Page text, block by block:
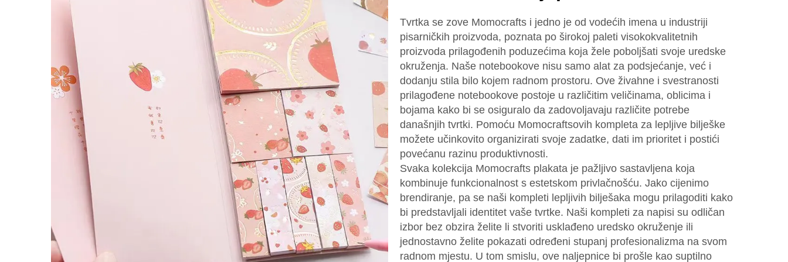
Tvrtka se zove Momocrafts i jedno je od vodećih imena u industriji
pisarničkih proizvoda, poznata po širokoj paleti visokokvalitetnih
proizvoda prilagođenih poduzećima koja žele poboljšati svoje uredske
okruženja. Naše notebookove nisu samo alat za podsjećanje, već i
dodanju stila bilo kojem radnom prostoru. Ove živahne i svestranosti
prilagođene notebookove postoje u različitim veličinama, oblicima i
bojama kako bi se osiguralo da zadovoljavaju različite potrebe
današnjih tvrtki. Pomoću Momocraftsovih kompleta za lepljive bilješke
možete učinkovito organizirati svoje zadatke, dati im prioritet i postići
povećanu razinu produktivnosti.
Svaka kolekcija Momocrafts plakata je pažljivo sastavljena koja
kombinuje funkcionalnost s estetskom privlačnošću. Jako cijenimo
brendiranje, pa se naši kompleti lepljivih bilješaka mogu prilagoditi kako
bi predstavljali identitet vaše tvrtke. Naši kompleti za napisi su odličan
izbor bez obzira želite li stvoriti usklađeno uredsko okruženje ili
jednostavno želite pokazati određeni stupanj profesionalizma na svom
radnom mjestu. U tom smislu, ove naljepnice bi prošle kao suptilno